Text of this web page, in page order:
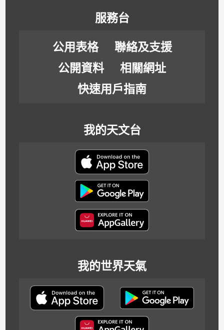
服務台
公用表格
聯絡及支援
公開資料
相關網址
快速用戶指南
我的天文台
我的世界天氣